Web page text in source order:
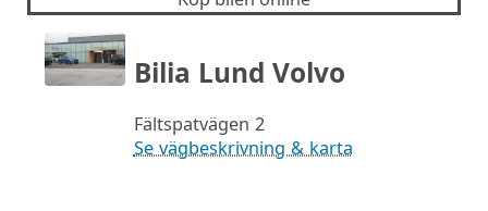
Bilia Lund Volvo
Fältspatvägen 2
Se vägbeskrivning & karta